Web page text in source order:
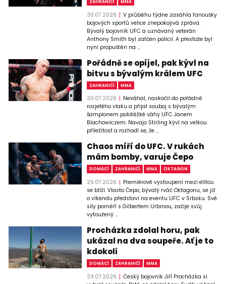
ZAHRANIČÍ MMA
30.07.2026
V průběhu týdne zasáhla fanoušky
bojových sportů velice znepokojivá zpráva.
Bývalý bojovník UFC a uznávaný veterán
Anthony Smith byl zatčen policií. A přestože byl
nyní propuštěn na ...
Pořádně se opíjel, pak kývl na
bitvu s bývalým králem UFC
ZAHRANIČÍ MMA
30.07.2026
Neváhal, naskočil do pořádně
rozjetého vlaku a přijal souboj s bývalým
šampionem polotěžké váhy UFC Janem
Blachowiczem. Navajo Stirling kývl na velkou
příležitost a rozhodl se, že ...
Chaos míří do UFC. V rukách
mám bomby, varuje Čepo
DOMÁCÍ ZAHRANIČÍ MMA OKTAGON
29.07.2026
Premiérové vystoupení mezi elitou
se blíží. Vlasto Čepo, bývalý rváč Oktagonu, se již
o víkendu představí na eventu UFC v Srbsku. Své
síly poměří s Gilbertem Urbinou, zažije svůj
vytoužený ...
Procházka zdolal horu, pak
ukázal na dva soupeře. Ať je to
kdokoli
DOMÁCÍ ZAHRANIČÍ MMA
29.07.2026
Český bojovník Jiří Procházka si